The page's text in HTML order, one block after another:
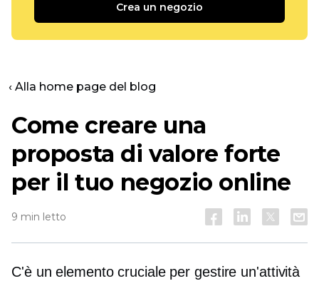
Crea un negozio
‹ Alla home page del blog
Come creare una
proposta di valore forte
per il tuo negozio online
9 min letto
C'è un elemento cruciale per gestire un'attività